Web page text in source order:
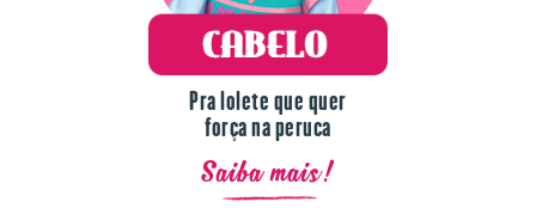
Pra lolete que quer
força na peruca
Saiba mais!